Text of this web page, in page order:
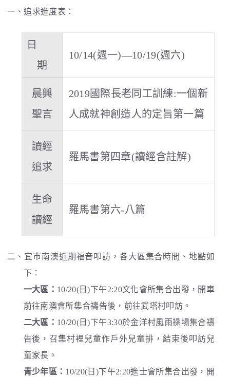
一、追求進度表：
日
期
10/14(週一)—10/19(週六)
晨興
聖言
2019國際長老同工訓練:一個新
人成就神創造人的定旨第一篇
讀經
追求
羅馬書第四章(讀經含註解)
生命
讀經
羅馬書第六-八篇
二、宜巿南澳近期福音叩訪，各大區集合時間、地點如
下：
一大區： 10/20(日)下午2:20文化會所集合出發，開車
前往南澳會所集合禱告後，前往武塔村叩訪。
二大區： 10/20(日)下午3:30於金洋村風雨操場集合禱
告後，召集村裡兒童作戶外兒童排，結束後叩訪兒
童家長。
青少年區： 10/20(日)下午2:20進士會所集合出發，開